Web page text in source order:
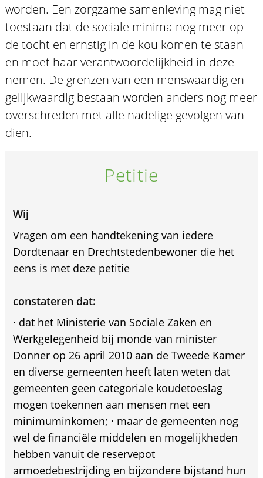
worden. Een zorgzame samenleving mag niet
toestaan dat de sociale minima nog meer op
de tocht en ernstig in de kou komen te staan
en moet haar verantwoordelijkheid in deze
nemen. De grenzen van een menswaardig en
gelijkwaardig bestaan worden anders nog meer
overschreden met alle nadelige gevolgen van
dien.
Petitie
Wij
Vragen om een handtekening van iedere
Dordtenaar en Drechtstedenbewoner die het
eens is met deze petitie
constateren dat:
· dat het Ministerie van Sociale Zaken en
Werkgelegenheid bij monde van minister
Donner op 26 april 2010 aan de Tweede Kamer
en diverse gemeenten heeft laten weten dat
gemeenten geen categoriale koudetoeslag
mogen toekennen aan mensen met een
minimuminkomen; · maar de gemeenten nog
wel de financiële middelen en mogelijkheden
hebben vanuit de reservepot
armoedebestrijding en bijzondere bijstand hun